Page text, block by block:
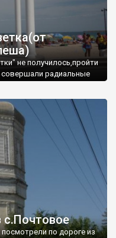
не получилось,пройти
радиальные
с.Почтовое
по дороге из